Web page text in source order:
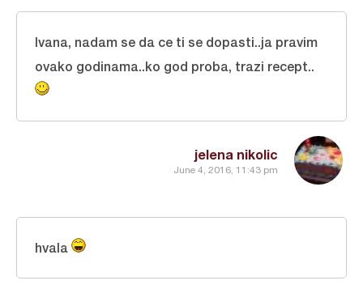
jelena nikolic
June 4, 2016, 11:43 pm
Ivana, nadam se da ce ti se dopasti..ja pravim
ovako godinama..ko god proba, trazi recept..
hvala